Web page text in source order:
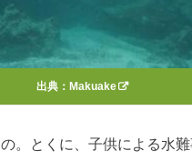
出典： Makuake
。とくに、子供による水難